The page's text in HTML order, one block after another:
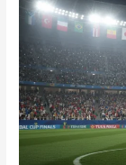
Yılların
Ardından
Ayrılığı